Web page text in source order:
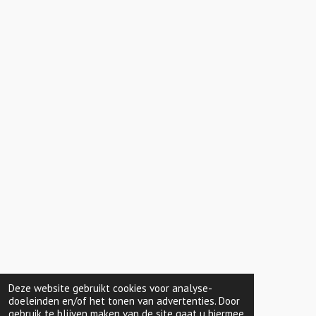
Deze website gebruikt cookies voor analyse-
doeleinden en/of het tonen van advertenties. Door